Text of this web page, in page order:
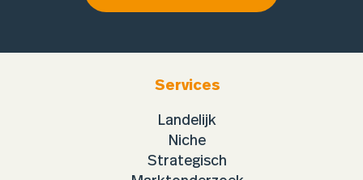
Services
Landelijk
Niche
Strategisch